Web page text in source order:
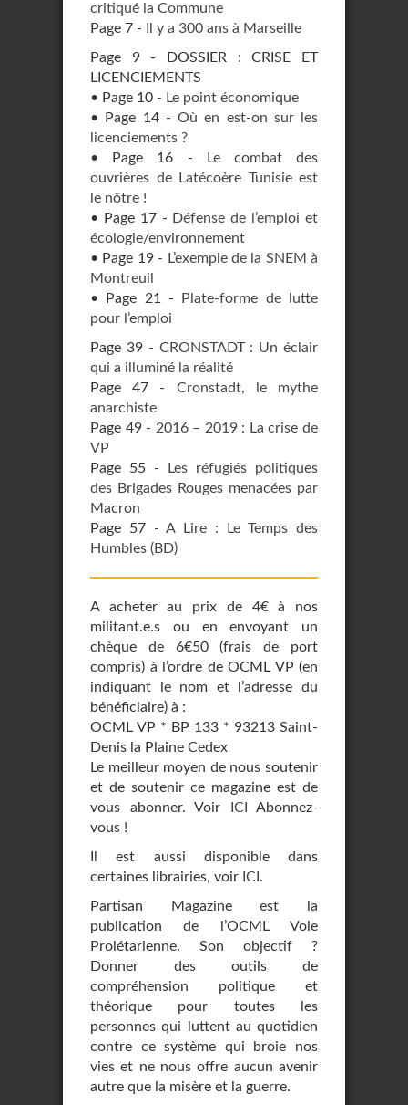
critiqué la Commune
Page 7 -
Il y a 300 ans à Marseille
Page 9 - DOSSIER : CRISE ET
LICENCIEMENTS
• Page 10 - Le point économique
• Page 14 - Où en est-on sur les
licenciements ?
• Page 16 -
Le combat des
ouvrières de Latécoère Tunisie est
le nôtre !
• Page 17 - Défense de l’emploi et
écologie/environnement
• Page 19 - L’exemple de la SNEM à
Montreuil
• Page 21 -
Plate-forme de lutte
pour l’emploi
Page 39 - CRONSTADT : Un éclair
qui a illuminé la réalité
Page 47 - Cronstadt, le mythe
anarchiste
Page 49 - 2016 – 2019 : La crise de
VP
Page 55 -
Les réfugiés politiques
des Brigades Rouges menacées par
Macron
Page 57 -A Lire : Le Temps des
Humbles (BD)
A acheter au prix de 4€ à nos
militant.e.s ou en envoyant un
chèque de 6€50 (frais de port
compris) à l’ordre de OCML VP (en
indiquant le nom et l’adresse du
bénéficiaire) à :
OCML VP * BP 133 * 93213 Saint-
Denis la Plaine Cedex
Le meilleur moyen de nous soutenir
et de soutenir ce magazine est de
vous abonner. Voir
ICI
Abonnez-
vous !
Il est aussi disponible dans
certaines librairies, voir ICI .
Partisan Magazine est la
publication de l’OCML Voie
Prolétarienne. Son objectif ?
Donner des outils de
compréhension politique et
théorique pour toutes les
personnes qui luttent au quotidien
contre ce système qui broie nos
vies et ne nous offre aucun avenir
autre que la misère et la guerre.